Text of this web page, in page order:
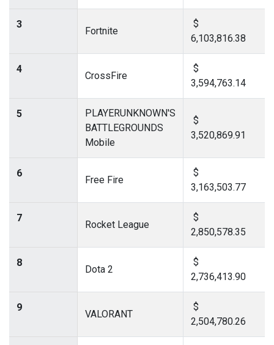
3
Fortnite
$
6,103,816.38
4
CrossFire
$
3,594,763.14
5
PLAYERUNKNOWN'S
BATTLEGROUNDS
Mobile
$
3,520,869.91
6
Free Fire
$
3,163,503.77
7
Rocket League
$
2,850,578.35
8
Dota 2
$
2,736,413.90
9
VALORANT
$
2,504,780.26